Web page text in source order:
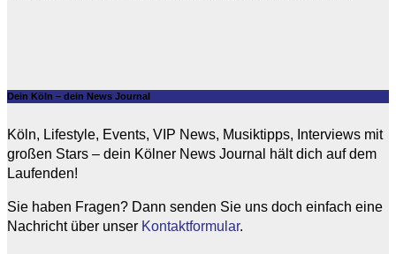
Dein Köln – dein News Journal
Köln, Lifestyle, Events, VIP News, Musiktipps, Interviews mit
großen Stars – dein Kölner News Journal hält dich auf dem
Laufenden!
Sie haben Fragen? Dann senden Sie uns doch einfach eine
Nachricht über unser Kontaktformular.